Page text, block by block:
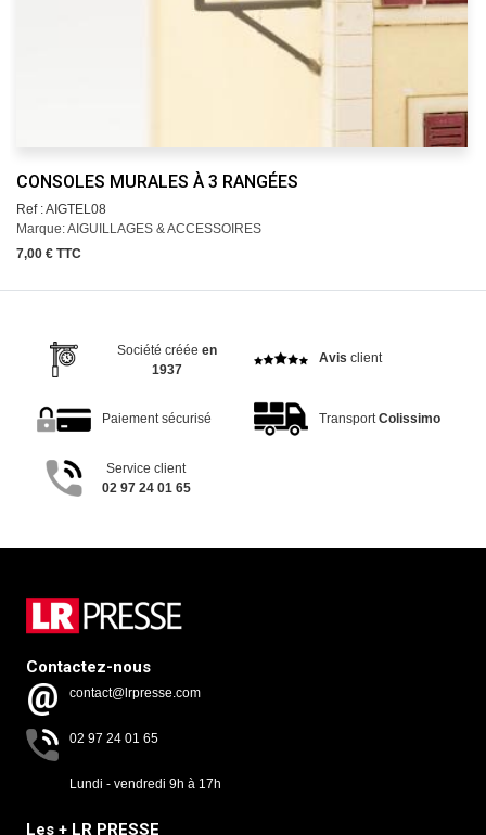
CONSOLES MURALES À 3 RANGÉES
Ref : AIGTEL08
Marque: AIGUILLAGES & ACCESSOIRES
7,00 € TTC
Société créée en
1937
Avis client
Paiement sécurisé TransportColissimo
Service client
02 97 24 01 65
Contactez-nous
contact@lrpresse.com
02 97 24 01 65
Lundi - vendredi 9h à 17h
Les + LR PRESSE